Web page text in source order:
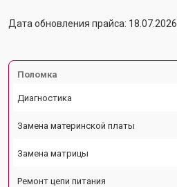
Дата обновления прайса: 18.07.2026
Поломка
Диагностика
Замена материнской платы
Замена матрицы
Ремонт цепи питания